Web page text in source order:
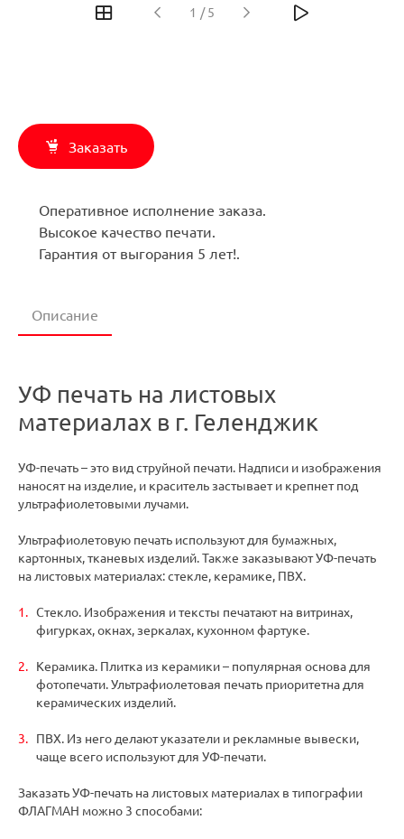
1 / 5
Заказать
Оперативное исполнение заказа.
Высокое качество печати.
Гарантия от выгорания 5 лет!.
Описание
УФ печать на листовых
материалах в г. Геленджик
УФ-печать – это вид струйной печати. Надписи и изображения
наносят на изделие, и краситель застывает и крепнет под
ультрафиолетовыми лучами.
Ультрафиолетовую печать используют для бумажных,
картонных, тканевых изделий. Также заказывают УФ-печать
на листовых материалах: стекле, керамике, ПВХ.
Стекло. Изображения и тексты печатают на витринах,
фигурках, окнах, зеркалах, кухонном фартуке.
Керамика. Плитка из керамики – популярная основа для
фотопечати. Ультрафиолетовая печать приоритетна для
керамических изделий.
ПВХ. Из него делают указатели и рекламные вывески,
чаще всего используют для УФ-печати.
Заказать УФ-печать на листовых материалах в типографии
ФЛАГМАН можно 3 способами: